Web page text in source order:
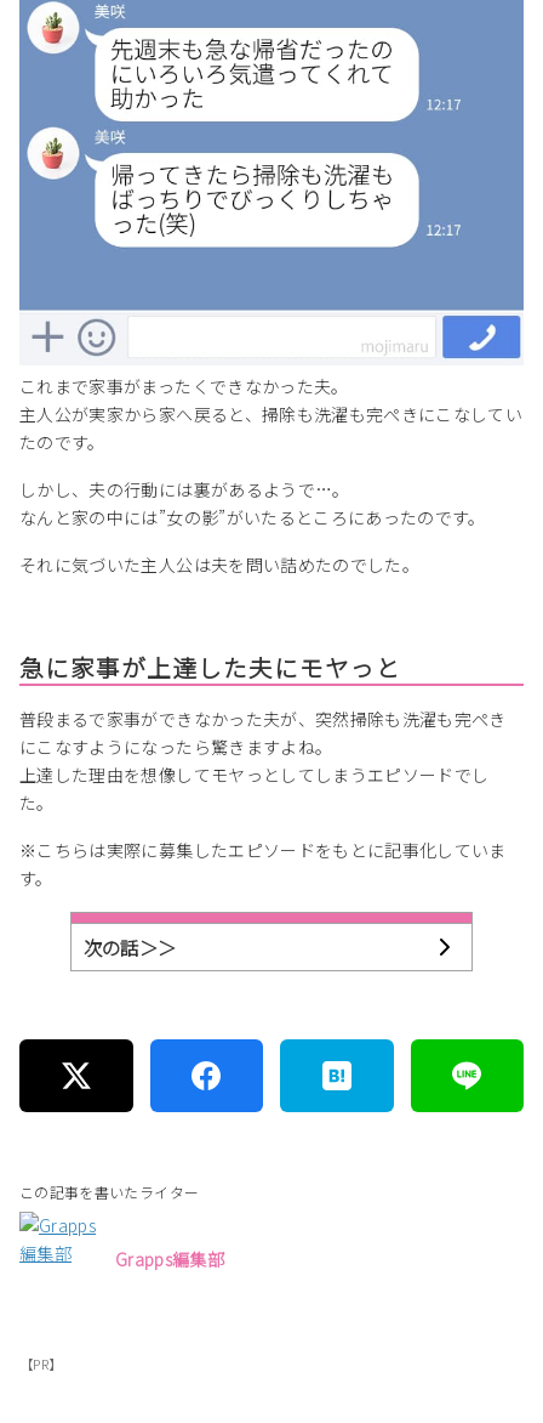
これまで家事がまったくできなかった夫。
主人公が実家から家へ戻ると、掃除も洗濯も完ぺきにこなしてい
たのです。
しかし、夫の行動には裏があるようで…。
なんと家の中には”女の影”がいたるところにあったのです。
それに気づいた主人公は夫を問い詰めたのでした。
急に家事が上達した夫にモヤっと
普段まるで家事ができなかった夫が、突然掃除も洗濯も完ぺき
にこなすようになったら驚きますよね。
上達した理由を想像してモヤっとしてしまうエピソードでし
た。
※こちらは実際に募集したエピソードをもとに記事化していま
す。
次の話＞＞
この記事を書いたライター
Grapps編集部
【PR】